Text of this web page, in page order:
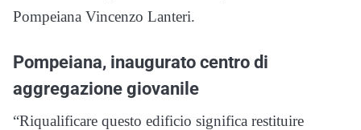
Pompeiana Vincenzo Lanteri.
Pompeiana, inaugurato centro di
aggregazione giovanile
“Riqualificare questo edificio significa restituire